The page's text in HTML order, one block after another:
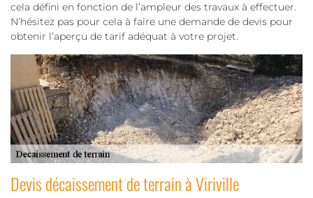
cela défini en fonction de l’ampleur des travaux à effectuer.
N’hésitez pas pour cela à faire une demande de devis pour
obtenir l’aperçu de tarif adéquat à votre projet.
Devis décaissement de terrain à Viriville